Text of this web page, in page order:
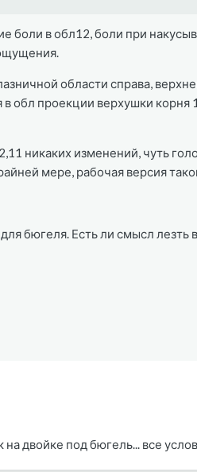
в обл12, боли при
области справа,
обл проекции верхушки корня
никаких изменений, чуть
мере, рабочая версия
бюгеля. Есть ли смысл лезть
двойке под бюгель... все